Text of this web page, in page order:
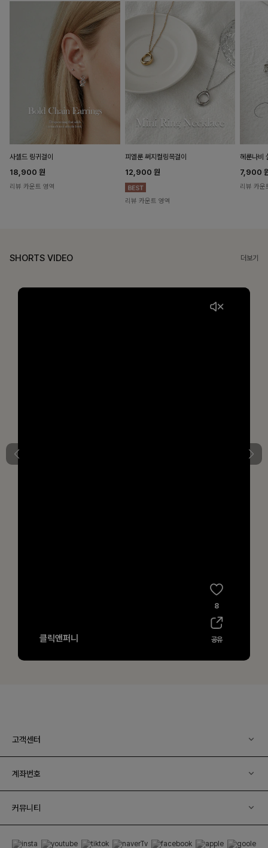
사셀드 링귀걸이
18,900 원
리뷰 카운트 영역
피엘룬 써지컬링목걸이
12,900 원
리뷰 카운트 영역
헤룬나비
7,900
리뷰 카운
SHORTS VIDEO 더보기
고객센터
계좌번호
커뮤니티